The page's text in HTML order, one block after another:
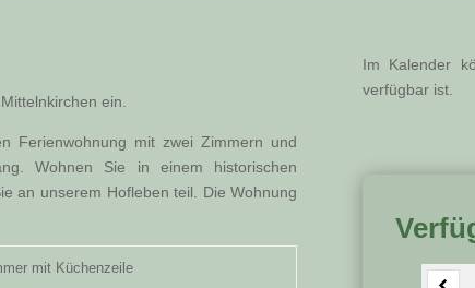
ein.
Ferienwohnung mit zwei Zimmern und
Wohnen Sie in einem historischen
an unserem Hofleben teil. Die Wohnung
mit Küchenzeile
Im Kalender
verfügbar
Ihre